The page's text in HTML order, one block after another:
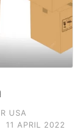
USA
11 APRIL 2022